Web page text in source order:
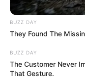
BUZZ DAY
They Found The
BUZZ DAY
The Customer Never
That Gesture.